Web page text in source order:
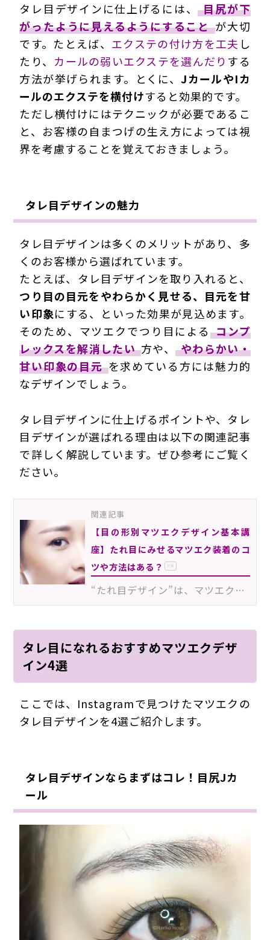
タレ目デザインに仕上げるには、 目尻が下
がったように見えるようにすること が大切
です。たとえば、 エクステの付け方を工夫 し
たり、 カールの弱いエクステを選んだり する
方法が挙げられます。とくに、JカールやIカ
ールのエクステを横付けすると効果的です。
ただし横付けにはテクニックが必要であるこ
と、お客様の自まつげの生え方によっては視
界を考慮することを覚えておきましょう。
タレ目デザインの魅力
タレ目デザインは多くのメリットがあり、多
くのお客様から選ばれています。
たとえば、タレ目デザインを取り入れると、
つり目の目元をやわらかく見せる、目元を甘
い印象にする、といった効果が見込めます。
そのため、マツエクでつり目による コンプ
レックスを解消したい 方や、
やわらかい・
甘い印象の目元 を求めている方には魅力的
なデザインでしょう。
タレ目デザインに仕上げるポイントや、タレ
目デザインが選ばれる理由は以下の関連記事
で詳しく解説しています。ぜひ参考にご覧く
ださい。
関連記事
【目の形別マツエクデザイン基本講
座】たれ目にみせるマツエク装着のコ
ツや方法はある？
PR
“たれ目デザイン”は、マツエクサロンに訪れる多くのお客様から希望がある人気デザインのひとつ。もともと…
タレ目になれるおすすめマツエクデザ
イン4選
ここでは、Instagramで見つけたマツエクの
タレ目デザインを4選ご紹介します。
タレ目デザインならまずはコレ！目尻Jカ
ール